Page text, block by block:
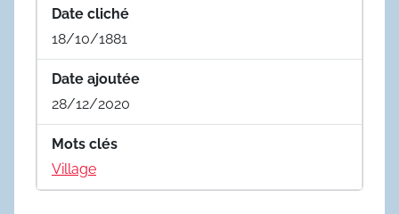
Date cliché
18/10/1881
Date ajoutée
28/12/2020
Mots clés
Village